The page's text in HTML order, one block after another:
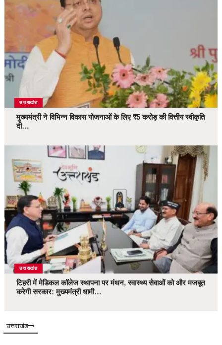
उत्तराखंड
मुख्यमंत्री ने विभिन्न विकास योजनाओं के लिए ₹5 करोड़ की वित्तीय स्वीकृति
दी…
उत्तराखंड
टिहरी में मेडिकल कॉलेज स्थापना पर मंथन, स्वास्थ्य सेवाओं को और मजबूत
करेगी सरकार: मुख्यमंत्री धामी…
उत्तराखंड